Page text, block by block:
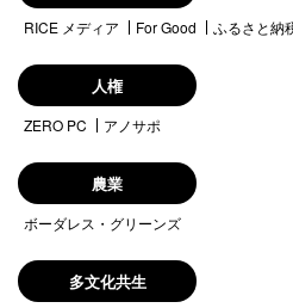
RICE メディア For Good ふるさと納
人権
ZERO PC アノサポ
農業
ボーダレス・グリーンズ
多文化共生